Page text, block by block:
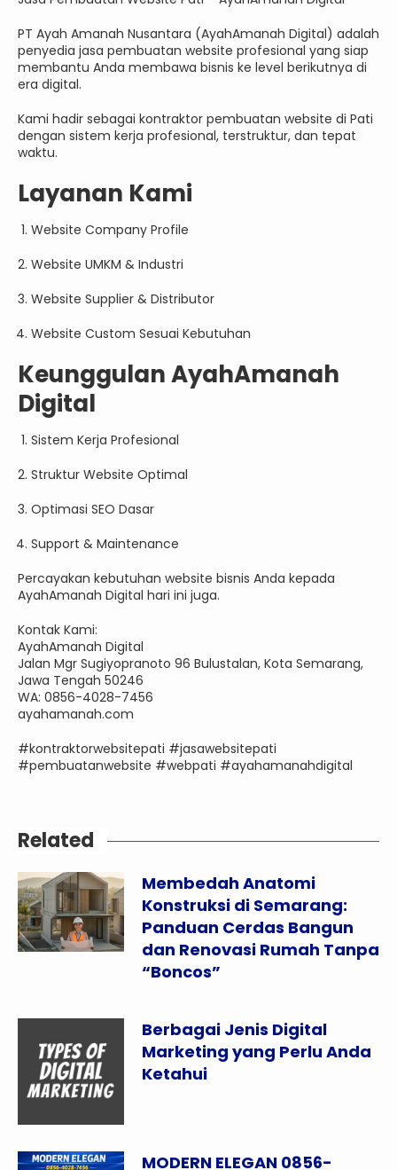
PT Ayah Amanah Nusantara (AyahAmanah Digital) adalah
penyedia jasa pembuatan website profesional yang siap
membantu Anda membawa bisnis ke level berikutnya di
era digital.
Kami hadir sebagai kontraktor pembuatan website di Pati
dengan sistem kerja profesional, terstruktur, dan tepat
waktu.
Layanan Kami
Website Company Profile
Website UMKM & Industri
Website Supplier & Distributor
Website Custom Sesuai Kebutuhan
Keunggulan AyahAmanah
Digital
Sistem Kerja Profesional
Struktur Website Optimal
Optimasi SEO Dasar
Support & Maintenance
Percayakan kebutuhan website bisnis Anda kepada
AyahAmanah Digital hari ini juga.
Kontak Kami:
AyahAmanah Digital
Jalan Mgr Sugiyopranoto 96 Bulustalan, Kota Semarang,
Jawa Tengah 50246
WA: 0856-4028-7456
ayahamanah.com
#kontraktorwebsitepati #jasawebsitepati
#pembuatanwebsite #webpati #ayahamanahdigital
Related
Membedah Anatomi
Konstruksi di Semarang:
Panduan Cerdas Bangun
dan Renovasi Rumah Tanpa
“Boncos”
Berbagai Jenis Digital
Marketing yang Perlu Anda
Ketahui
MODERN ELEGAN 0856-